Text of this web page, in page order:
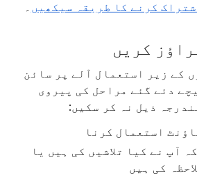
۔
کریں
کے زیر استعمال آلے پر سائن
دئے گئے مراحل کی پیروی
ذیل نہ کر سکیں:
آپ نے کیا تلاشیں کی ہیں یا
کی ہیں